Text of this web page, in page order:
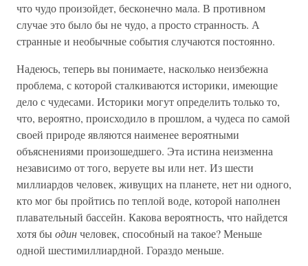
что чудо произойдет, бесконечно мала. В противном
случае это было бы не чудо, а просто странность. А
странные и необычные события случаются постоянно.
Надеюсь, теперь вы понимаете, насколько неизбежна
проблема, с которой сталкиваются историки, имеющие
дело с чудесами. Историки могут определить только то,
что, вероятно, происходило в прошлом, а чудеса по самой
своей природе являются наименее вероятными
объяснениями произошедшего. Эта истина неизменна
независимо от того, веруете вы или нет. Из шести
миллиардов человек, живущих на планете, нет ни одного,
кто мог бы пройтись по теплой воде, которой наполнен
плавательный бассейн. Какова вероятность, что найдется
хотя быодинчеловек, способный на такое? Меньше
одной шестимиллиардной. Гораздо меньше.